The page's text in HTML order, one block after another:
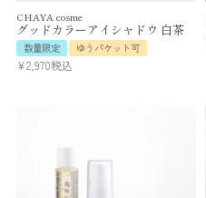
CHAYA cosme
グッドカラーアイシャドウ 白茶
数量限定 ゆうパケット可
¥2,970税込